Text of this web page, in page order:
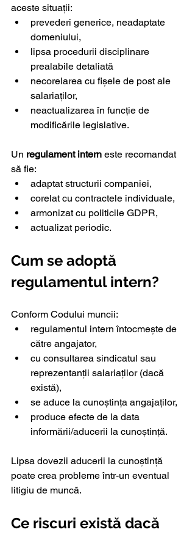
aceste situații:
prevederi generice, neadaptate
domeniului,
lipsa procedurii disciplinare
prealabile detaliată
necorelarea cu fișele de post ale
salariaților,
neactualizarea în funcție de
modificările legislative.
Un regulament intern este recomandat
să fie:
adaptat structurii companiei,
corelat cu contractele individuale,
armonizat cu politicile GDPR,
actualizat periodic.
Cum se adoptă
regulamentul intern?
Conform Codului muncii:
regulamentul intern întocmește de
către angajator,
cu consultarea sindicatul sau
reprezentanții salariaților (dacă
există),
se aduce la cunoștința angajaților,
produce efecte de la data
informării/aducerii la cunoștință.
Lipsa dovezii aducerii la cunoștință
poate crea probleme într-un eventual
litigiu de muncă.
Ce riscuri există dacă